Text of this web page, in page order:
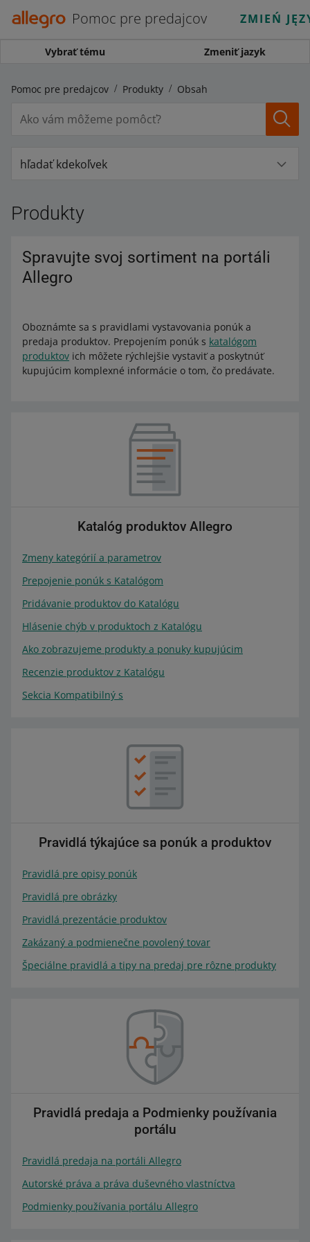
Pomoc pre predajcov ZMIEŃ
Vybrať tému Zmeniť jazyk
Pomoc pre predajcov Produkty Obsah
hľadať kdekoľvek
Produkty
Spravujte svoj sortiment na portáli
Allegro
Oboznámte sa s pravidlami vystavovania ponúk a
predaja produktov. Prepojením ponúk s katalógom
produktov ich môžete rýchlejšie vystaviť a poskytnúť
kupujúcim komplexné informácie o tom, čo predávate.
Katalóg produktov Allegro
Zmeny kategórií a parametrov
Prepojenie ponúk s Katalógom
Pridávanie produktov do Katalógu
Hlásenie chýb v produktoch z Katalógu
Ako zobrazujeme produkty a ponuky kupujúcim
Recenzie produktov z Katalógu
Sekcia Kompatibilný s
Pravidlá týkajúce sa ponúk a produktov
Pravidlá pre opisy ponúk
Pravidlá pre obrázky
Pravidlá prezentácie produktov
Zakázaný a podmienečne povolený tovar
Špeciálne pravidlá a tipy na predaj pre rôzne produkty
Pravidlá predaja a Podmienky používania
portálu
Pravidlá predaja na portáli Allegro
Autorské práva a práva duševného vlastníctva
Podmienky používania portálu Allegro